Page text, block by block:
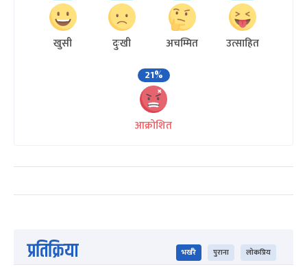
खुसी दुःखी अचम्मित
उत्साहित
21%
आक्रोशित
प्रतिक्रिया भर्खरै पुराना लोकप्रिय